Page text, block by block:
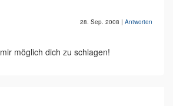
28. Sep. 2008 | Antworten
möglich dich zu schlagen!